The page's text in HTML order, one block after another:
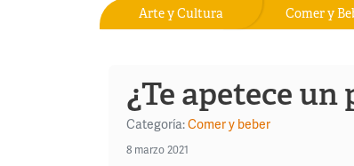
Comer y
Arte y Cultura
¿Te apetece un
Categoría:Comer y beber
8 marzo 2021